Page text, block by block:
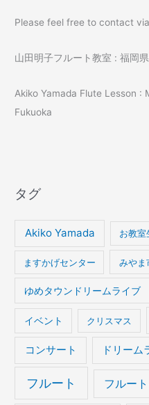
Please feel free to contact
山田明子フルート教室 : 福岡
Akiko Yamada Flute Lesson
Fukuoka
タグ
Akiko Yamada お教室
ますかげセンター みやま
ゆめタウンドリームライブ
イベント クリスマス
コンサート ドリーム
フルート フルー